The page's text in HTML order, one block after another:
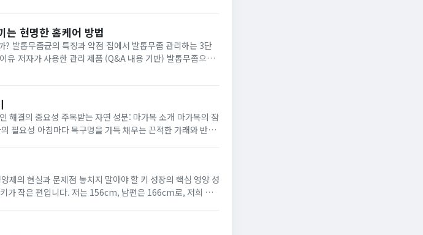
는 현명한 홈케어 방법
? 발톱무좀균의 특징과 약점 집에서 발톱무좀 관리하는 3단
가 사용한 관리 제품 (Q&A 내용 기반) 발톱무좀으로
해결의 중요성 주목받는 자연 성분: 마가목 소개 마가목의 잠
한 가래와 반복
제의 현실과 문제점 놓치지 말아야 할 키 성장의 핵심 영양 성